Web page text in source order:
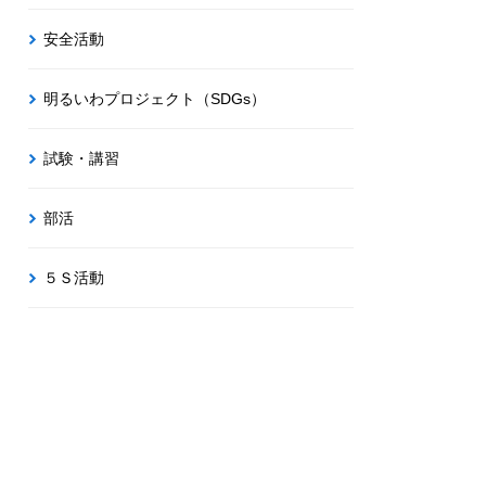
安全活動
明るいわプロジェクト（SDGs）
試験・講習
部活
５Ｓ活動